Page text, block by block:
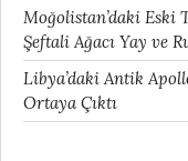
Moğolistan’daki Eski
Şeftali Ağacı Yay ve
Libya’daki Antik
Ortaya Çıktı